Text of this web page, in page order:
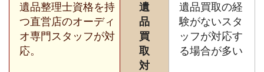
遺品整理士資格を持
つ直営店のオーディ
オ専門スタッフが対
応。
遺
品
買
取
対
遺品買取の経
験がないスタ
ッフが対応す
る場合が多い